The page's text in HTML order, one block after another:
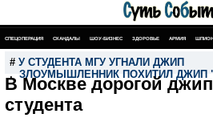
СПЕЦОПЕРАЦИЯ СКАНДАЛЫ ШОУ-БИЗНЕС ЗДОРОВЬЕ АРМИЯ
# У СТУДЕНТА МГУ УГНАЛИ ДЖИП
, ЗЛОУМЫШЛЕННИК ПОХИТИЛ ДЖИП
В Москве дорогой
студента